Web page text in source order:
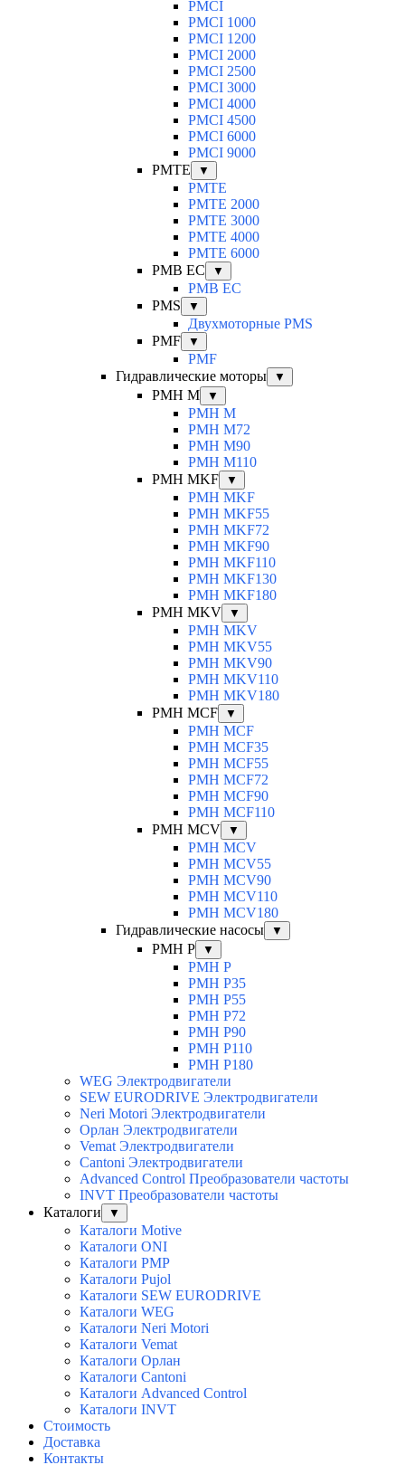
PMCI
PMCI 1000
PMCI 1200
PMCI 2000
PMCI 2500
PMCI 3000
PMCI 4000
PMCI 4500
PMCI 6000
PMCI 9000
PMTE
▼
PMTE
PMTE 2000
PMTE 3000
PMTE 4000
PMTE 6000
PMB EC
▼
PMB EC
PMS
▼
Двухмоторные PMS
PMF
▼
PMF
Гидравлические моторы
▼
PMH M ▼
PMH M
PMH M72
PMH M90
PMH M110
PMH MKF
▼
PMH MKF
PMH MKF55
PMH MKF72
PMH MKF90
PMH MKF110
PMH MKF130
PMH MKF180
PMH MKV
▼
PMH MKV
PMH MKV55
PMH MKV90
PMH MKV110
PMH MKV180
PMH MCF
▼
PMH MCF
PMH MCF35
PMH MCF55
PMH MCF72
PMH MCF90
PMH MCF110
PMH MCV
▼
PMH MCV
PMH MCV55
PMH MCV90
PMH MCV110
PMH MCV180
Гидравлические насосы
▼
PMH P ▼
PMH P
PMH P35
PMH P55
PMH P72
PMH P90
PMH P110
PMH P180
WEG Электродвигатели
SEW EURODRIVE Электродвигатели
Neri Motori Электродвигатели
Орлан Электродвигатели
Vemat Электродвигатели
Cantoni Электродвигатели
Advanced Control Преобразователи частоты
INVT Преобразователи частоты
Каталоги
▼
Каталоги Motive
Каталоги ONI
Каталоги PMP
Каталоги Pujol
Каталоги SEW EURODRIVE
Каталоги WEG
Каталоги Neri Motori
Каталоги Vemat
Каталоги Орлан
Каталоги Cantoni
Каталоги Advanced Control
Каталоги INVT
Стоимость
Доставка
Контакты